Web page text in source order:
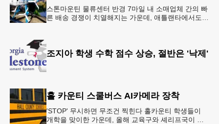
스톤마운틴 물류센터 반경 7마일 내 소매업체 간의 빠
른 배송 경쟁이 치열해지는 가운데, 애틀랜타에서도
조지아 학생 수학 점수 상승, 절반은 '낙제'
홀 카운티 스쿨버스 AI카메라 장착
'STOP' 무시하면 무조건 찍힌다 홀카운티 학생들이
개학을 맞이한 가운데, 올해 교육구와 셰리프국이 학